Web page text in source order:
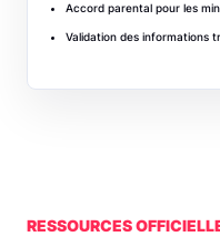
Accord parental pour les
Validation des informations
RESSOURCES